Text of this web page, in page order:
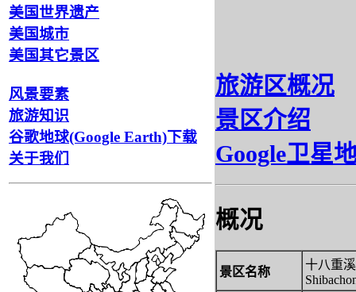
美国世界遗产
美国城市
美国其它景区
风景要素
旅游知识
谷歌地球(Google Earth)下载
关于我们
旅游区概况
景区介绍
Google卫星
概况
景区名称
十八重溪